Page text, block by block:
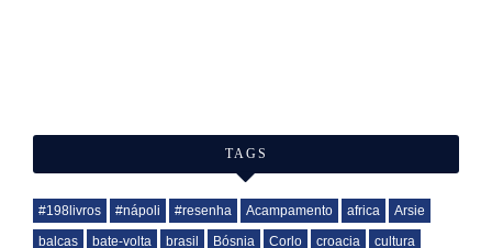
TAGS
#198livros #nápoli #resenha Acampamento africa
Arsie
balcas
bate-volta brasil Bósnia Corlo croacia
cultura